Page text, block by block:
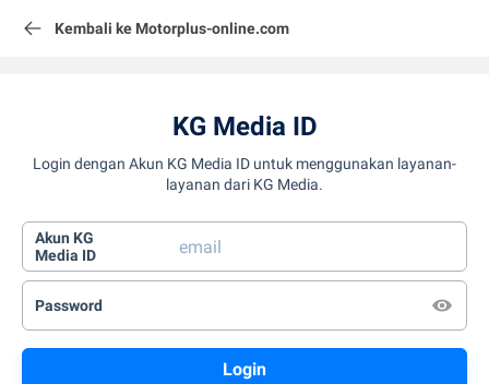
Kembali ke Motorplus-online.com
KG Media ID
Login dengan Akun KG Media ID untuk menggunakan layanan-
layanan dari KG Media.
Akun KG
Media ID
Password